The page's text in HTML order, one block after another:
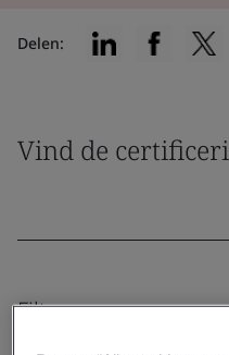
Delen:
Vind de
Filteren op: